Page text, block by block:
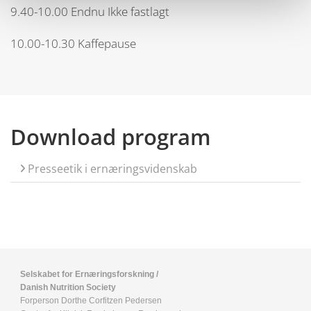
9.40-10.00 Endnu Ikke fastlagt
10.00-10.30 Kaffepause
Download program
Presseetik i ernæringsvidenskab
Selskabet for Ernæringsforskning /
Danish Nutrition Society
Forperson Dorthe Corfitzen Pedersen